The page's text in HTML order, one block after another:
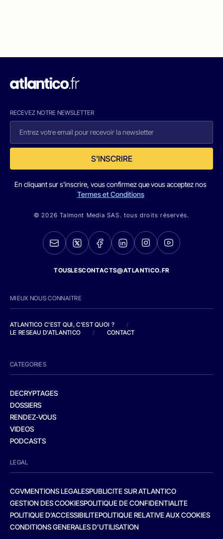
RECEVEZ NOTRE NEWSLETTER
S'INSCRIRE
En cliquant sur s'inscrire, vous confirmez que vous acceptez nos
Termes et Conditions
© 2026 Talmont Media SAS. tous droits réservés.
TOUSLESCONTACTS@ATLANTICO.FR
MIEUX NOUS CONNAITRE
ATLANTICO C'EST QUI, C'EST QUOI ?
/
LE RESEAU D'ATLANTICO
/ CONTACT
CATEGORIES
DECRYPTAGES
DOSSIERS
RENDEZ-VOUS
VIDEOS
PODCASTS
LEGAL
CGVMENTIONS LEGALESPUBLICITE SUR ATLANTICO
GESTION DES COOKIESPOLITIQUE DE CONFIDENTIALITE
POLITIQUE D’ACCESSIBILITEPOLITIQUE RELATIVE AUX COOKIES
CONDITIONS GENERALES D’UTILISATION